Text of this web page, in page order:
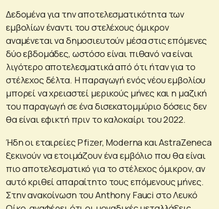
Δεδομένα για την αποτελεσματικότητα των
εμβολίων έναντι του στελέχους όμικρον
αναμένεται να δημοσιευτούν μέσα στις επόμενες
δύο εβδομάδες, ωστόσο είναι πιθανό να είναι
λιγότερο αποτελεσματικά από ότι ήταν για το
στέλεχος δέλτα. Η παραγωγή ενός νέου εμβολίου
μπορεί να χρειαστεί μερικούς μήνες και η μαζική
του παραγωγή σε ένα δισεκατομμύριο δόσεις δεν
θα είναι εφικτή πριν το καλοκαίρι του 2022.
Ήδη οι εταιρείες Pfizer, Moderna και AstraZeneca
ξεκινούν να ετοιμάζουν ένα εμβόλιο που θα είναι
πιο αποτελεσματικό για το στέλεχος όμικρον, αν
αυτό κριθεί απαραίτητο τους επόμενους μήνες.
Στην ανακοίνωση του Anthony Fauci στο Λευκό